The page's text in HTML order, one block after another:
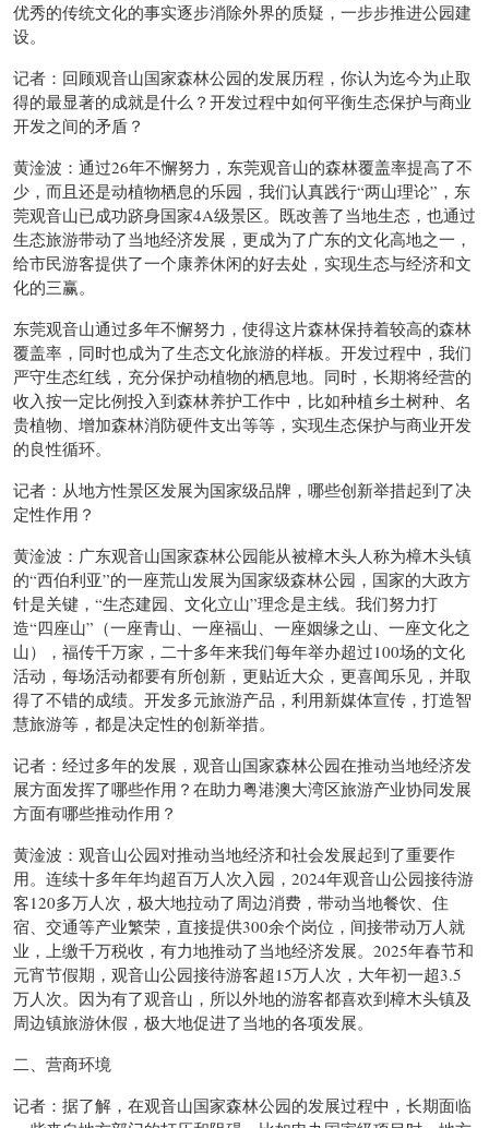
优秀的传统文化的事实逐步消除外界的质疑，一步步推进公园建
设。
记者：回顾观音山国家森林公园的发展历程，你认为迄今为止取
得的最显著的成就是什么？开发过程中如何平衡生态保护与商业
开发之间的矛盾？
黄淦波：通过26年不懈努力，东莞观音山的森林覆盖率提高了不
少，而且还是动植物栖息的乐园，我们认真践行“两山理论”，东
莞观音山已成功跻身国家4A级景区。既改善了当地生态，也通过
生态旅游带动了当地经济发展，更成为了广东的文化高地之一，
给市民游客提供了一个康养休闲的好去处，实现生态与经济和文
化的三赢。
东莞观音山通过多年不懈努力，使得这片森林保持着较高的森林
覆盖率，同时也成为了生态文化旅游的样板。开发过程中，我们
严守生态红线，充分保护动植物的栖息地。同时，长期将经营的
收入按一定比例投入到森林养护工作中，比如种植乡土树种、名
贵植物、增加森林消防硬件支出等等，实现生态保护与商业开发
的良性循环。
记者：从地方性景区发展为国家级品牌，哪些创新举措起到了决
定性作用？
黄淦波：广东观音山国家森林公园能从被樟木头人称为樟木头镇
的“西伯利亚”的一座荒山发展为国家级森林公园，国家的大政方
针是关键，“生态建园、文化立山”理念是主线。我们努力打
造“四座山”（一座青山、一座福山、一座姻缘之山、一座文化之
山），福传千万家，二十多年来我们每年举办超过100场的文化
活动，每场活动都要有所创新，更贴近大众，更喜闻乐见，并取
得了不错的成绩。开发多元旅游产品，利用新媒体宣传，打造智
慧旅游等，都是决定性的创新举措。
记者：经过多年的发展，观音山国家森林公园在推动当地经济发
展方面发挥了哪些作用？在助力粤港澳大湾区旅游产业协同发展
方面有哪些推动作用？
黄淦波：观音山公园对推动当地经济和社会发展起到了重要作
用。连续十多年年均超百万人次入园，2024年观音山公园接待游
客120多万人次，极大地拉动了周边消费，带动当地餐饮、住
宿、交通等产业繁荣，直接提供300余个岗位，间接带动万人就
业，上缴千万税收，有力地推动了当地经济发展。2025年春节和
元宵节假期，观音山公园接待游客超15万人次，大年初一超3.5
万人次。因为有了观音山，所以外地的游客都喜欢到樟木头镇及
周边镇旅游休假，极大地促进了当地的各项发展。
二、营商环境
记者：据了解，在观音山国家森林公园的发展过程中，长期面临